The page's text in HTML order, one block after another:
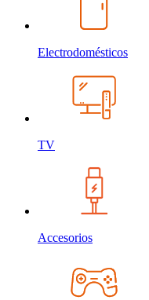
Electrodomésticos
TV
Accesorios